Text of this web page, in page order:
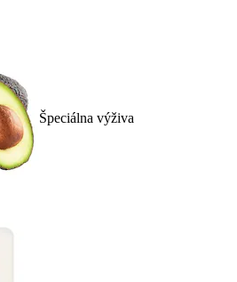
Špeciálna výživa